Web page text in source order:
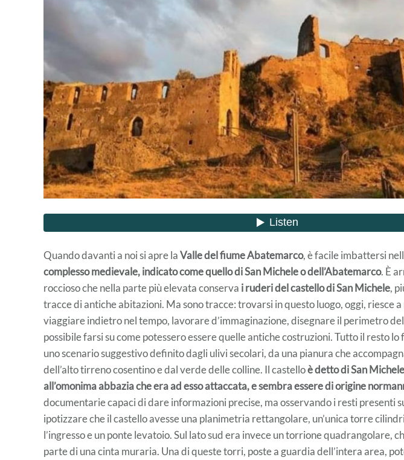
Quando davanti a noi si apre laValle del fiume Abatemarco, è facile imbattersi
complesso medievale, indicato come quello di San Michele o dell’Abatemarco. È
roccioso che nella parte più elevata conserva i ruderi del castello di San Michele,
tracce di antiche abitazioni. Ma sono tracce: trovarsi in questo luogo, oggi, riesce
viaggiare indietro nel tempo, lavorare d’immaginazione, disegnare il perimetro del
possibile farsi su come potessero essere quelle antiche costruzioni. Tutto il resto lo
uno scenario suggestivo definito dagli ulivi secolari, da una pianura che
dell’alto tirreno cosentino e dal verde delle colline. Il castelloè detto di San
all’omonima abbazia che era ad esso attaccata, e sembra essere di origine
documentarie capaci di dare informazioni precise, ma osservando i resti presenti
ipotizzare che il castello avesse una planimetria rettangolare, un’unica torre
l’ingresso e un ponte levatoio. Sul lato sud era invece un torrione quadrangolare,
parte di una cinta muraria. Una di queste torri, poste a guardia dell’intera area,